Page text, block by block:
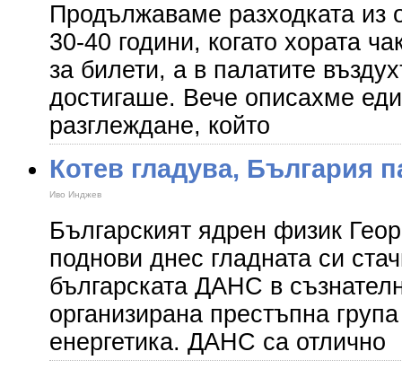
Продължаваме разходката из
30-40 години, когато хората
за билети, а в палатите
достигаше. Вече описахме
разглеждане, който
Котев гладува, България
Иво Инджев
Българският ядрен физик
поднови днес гладната си
българската ДАНС в
организирана престъпна
енергетика. ДАНС са отлично